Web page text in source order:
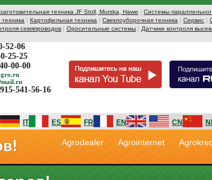
техника JF Stoll, Murska, Hawe | Системы
| Картофельная техника | Свеклоуборочная техника | Сервис |
семяпроводов | Оросительные системы | Датчики контроля
52-06
25-25
00-00
541-56-16
IT ES FR EN CN
Agrodealer Agrointernet